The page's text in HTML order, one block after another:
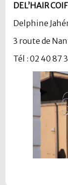
DEL’HAIR
Delphine
3 route de
Tél : 02 40 87